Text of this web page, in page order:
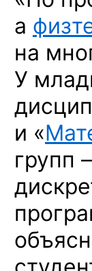
а
на
У
и «
групп